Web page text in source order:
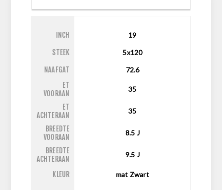
INCH 19
STEEK 5x120
NAAFGAT
72.6
ET
VOORAAN
35
ET
ACHTERAAN
35
BREEDTE
VOORAAN
8.5 J
BREEDTE
ACHTERAAN
9.5 J
KLEUR mat Zwart